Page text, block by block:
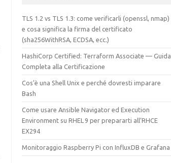
TLS 1.2 vs TLS 1.3: come verificarli (openssl, nmap)
e cosa significa la firma del certificato
(sha256WithRSA, ECDSA, ecc.)
HashiCorp Certified: Terraform Associate — Guida
Completa alla Certificazione
Cos’è una Shell Unix e perché dovresti imparare
Bash
Come usare Ansible Navigator ed Execution
Environment su RHEL 9 per prepararti all’RHCE
EX294
Monitoraggio Raspberry Pi con InfluxDB e Grafana